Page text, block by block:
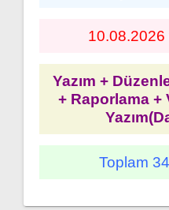
10.08.2026
Yazım +
+ Raporlama +
Toplam